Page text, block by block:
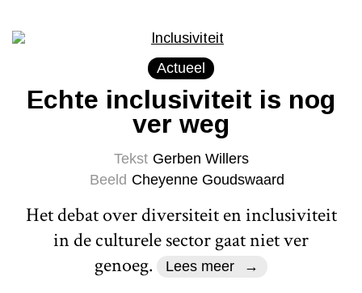
Actueel
Echte inclusiviteit is nog
ver weg
Tekst Gerben Willers
Beeld Cheyenne Goudswaard
Het debat over diversiteit en inclusiviteit
in de culturele sector gaat niet ver
genoeg.
Lees meer